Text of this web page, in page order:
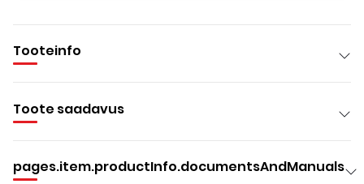
Tooteinfo
Toote saadavus
pages.item.productInfo.documentsAndManuals